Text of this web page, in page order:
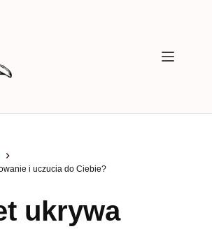
i uczucia do Ciebie?
ukrywa